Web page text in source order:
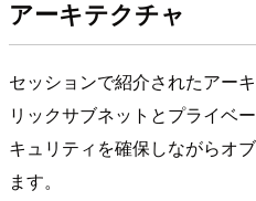
アーキテクチャ
セッションで紹介されたアー
リックサブネットとプライベ
キュリティを確保しながらオ
ます。